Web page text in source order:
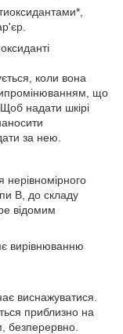
коли вона
що
надати шкірі
за нею.
нерівномірного
В, до складу
відомим
вирівнюванню
виснажуватися.
приблизно на
безперервно.